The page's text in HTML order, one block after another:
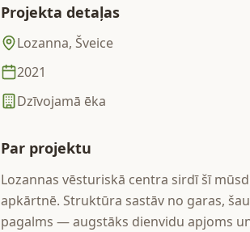
Projekta detaļas
Lozanna, Šveice
2021
Dzīvojamā ēka
Par projektu
Lozannas vēsturiskā centra sirdī šī
apkārtnē. Struktūra sastāv no garas,
pagalms — augstāks dienvidu apjoms